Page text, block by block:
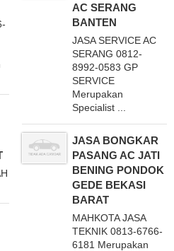
AC SERANG
BANTEN
JASA SERVICE AC
SERANG 0812-
8992-0583 GP
SERVICE
Merupakan
Specialist ...
JASA BONGKAR
PASANG AC JATI
BENING PONDOK
GEDE BEKASI
BARAT
MAHKOTA JASA
TEKNIK 0813-6766-
6181 Merupakan